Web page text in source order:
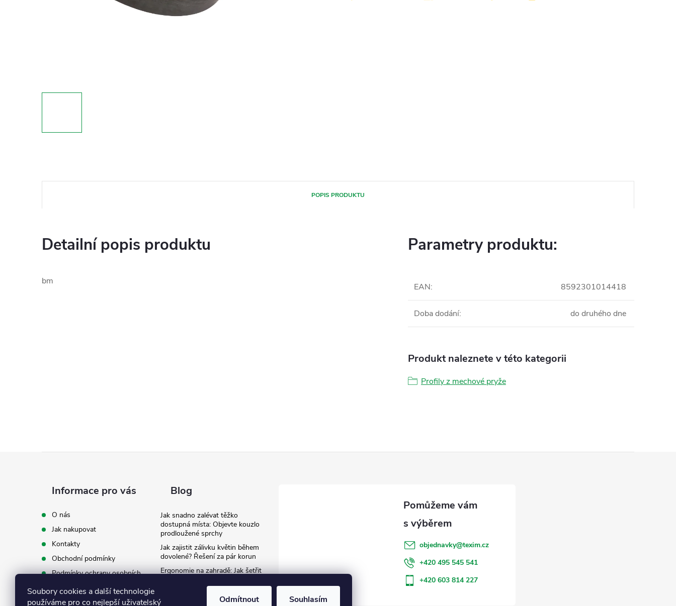
Soubory cookies a další technologie
používáme pro co nejlepší uživatelský
Odmítnout Souhlasím
POPIS PRODUKTU
Detailní popis produktu
bm
Parametry produktu:
EAN: 8592301014418
Doba dodání: do druhého dne
Produkt naleznete v této kategorii
Profily z mechové pryže
Informace pro vás
O nás
Jak nakupovat
Kontakty
Obchodní podmínky
Podmínky ochrany osobních
Ke stažení
Blog
Jak snadno zalévat těžko
dostupná místa: Objevte kouzlo
prodloužené sprchy
Jak zajistit zálivku květin během
dovolené? Řešení za pár korun
Ergonomie na zahradě: Jak šetřit
objednavky@texim.cz
+420 495 545 541
+420 603 814 227